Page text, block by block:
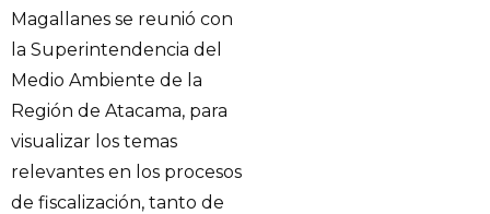
Magallanes se reunió con
la Superintendencia del
Medio Ambiente de la
Región de Atacama, para
visualizar los temas
relevantes en los procesos
de fiscalización, tanto de